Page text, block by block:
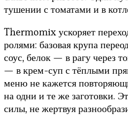
тушении с томатами и в
Thermomix ускоряет
ролями: базовая крупа
соус, белок — в рагу через
— в крем-суп с тёплыми
меню не кажется
на одни и те же заготовки.
силы, не жертвуя